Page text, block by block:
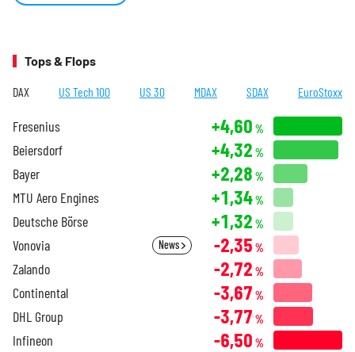
Tops & Flops
DAX US Tech 100 US 30 MDAX SDAX EuroStoxx
Fresenius +4,60 %
Beiersdorf +4,32 %
Bayer +2,28 %
MTU Aero Engines +1,34%
Deutsche Börse +1,32 %
Vonovia News -2,35 %
Zalando -2,72 %
Continental -3,67 %
DHL Group -3,77 %
Infineon -6,50 %